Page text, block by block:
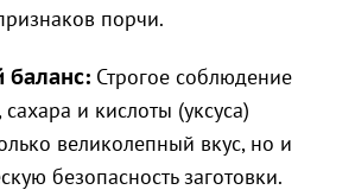
порчи.
баланс: Строгое соблюдение
и кислоты (уксуса)
великолепный вкус, но и
безопасность заготовки.